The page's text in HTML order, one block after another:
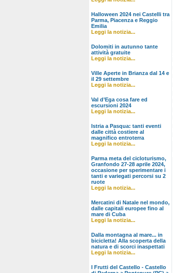
Halloween 2024 nei Castelli tra
Parma, Piacenza e Reggio
Emilia
Leggi la notizia...
Dolomiti in autunno tante
attività gratuite
Leggi la notizia...
Ville Aperte in Brianza dal 14 e
il 29 settembre
Leggi la notizia...
Val d’Ega cosa fare ed
escursioni 2024
Leggi la notizia...
Istria a Pasqua: tanti eventi
dalle città costiere al
magnifico entroterra
Leggi la notizia...
Parma meta del cicloturismo,
Granfondo 27-28 aprile 2024,
occasione per sperimentare i
tanti e variegati percorsi su 2
ruote
Leggi la notizia...
Mercatini di Natale nel mondo,
dalle capitali europee fino al
mare di Cuba
Leggi la notizia...
Dalla montagna al mare... in
bicicletta! Alla scoperta della
natura e di scorci inaspettati
Leggi la notizia...
I Frutti del Castello - Castello